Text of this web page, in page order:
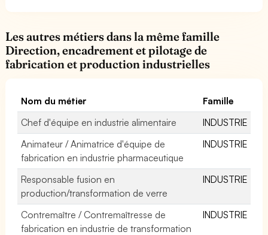
Les autres métiers dans la même famille
Direction, encadrement et pilotage de
fabrication et production industrielles
Nom du métier
Famille
Chef d'équipe en industrie alimentaire
INDUSTRIE
Animateur / Animatrice d'équipe de
fabrication en industrie pharmaceutique
INDUSTRIE
Responsable fusion en
production/transformation de verre
INDUSTRIE
Contremaître / Contremaîtresse de
fabrication en industrie de transformation
INDUSTRIE